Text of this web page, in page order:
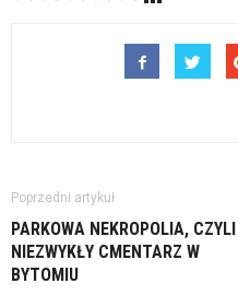
Poprzedni artykuł
PARKOWA NEKROPOLIA, CZYLI
NIEZWYKŁY CMENTARZ W
BYTOMIU